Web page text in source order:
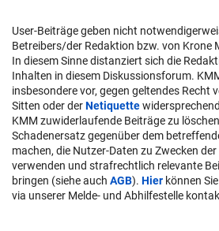
User-Beiträge geben nicht
Betreibers/der Redaktion bzw. von Krone
In diesem Sinne distanziert sich die
Inhalten in diesem Diskussionsforum.
insbesondere vor, gegen geltendes Recht
Sitten oder derNetiquette
KMM zuwiderlaufende Beiträge zu
Schadenersatz gegenüber dem
machen, die Nutzer-Daten zu Zwecken
verwenden und strafrechtlich relevante
bringen (siehe auch AGB). Hier können
via unserer Melde- und Abhilfestelle